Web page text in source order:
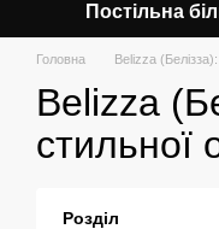
Постільна
Головна Belizza
Belizza
стильної
Розділ